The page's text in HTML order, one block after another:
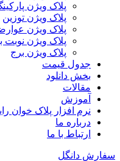
پلاک ویژن
پلاک ویژن توزین
پلاک ویژن
پلاک ویژن نوبت
پلاک ویژن برج
جدول قیمت
بخش دانلود
مقالات
آموزش
نرم افزار پلاک خوان
درباره ما
ارتباط با ما
سفارش دانگل